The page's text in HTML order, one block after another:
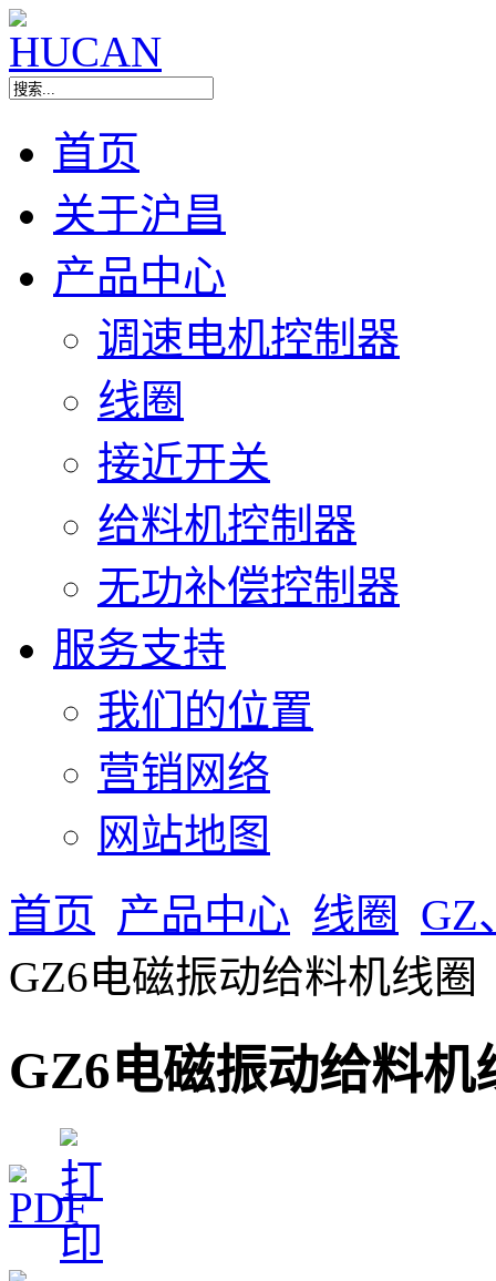
首页
关于沪昌
产品中心
调速电机控制器
线圈
接近开关
给料机控制器
无功补偿控制器
服务支持
我们的位置
营销网络
网站地图
首页 产品中心 线圈
GZ
GZ6电磁振动给料机线圈
GZ6电磁振动给料机